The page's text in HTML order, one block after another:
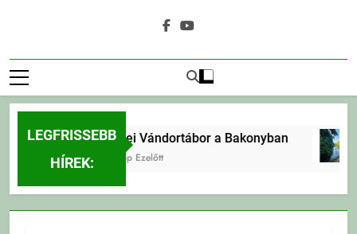
LEGFRISSEBB
HÍREK:
Erdei Vándortábor a Bakonyban
1 Nap Ezelőtt